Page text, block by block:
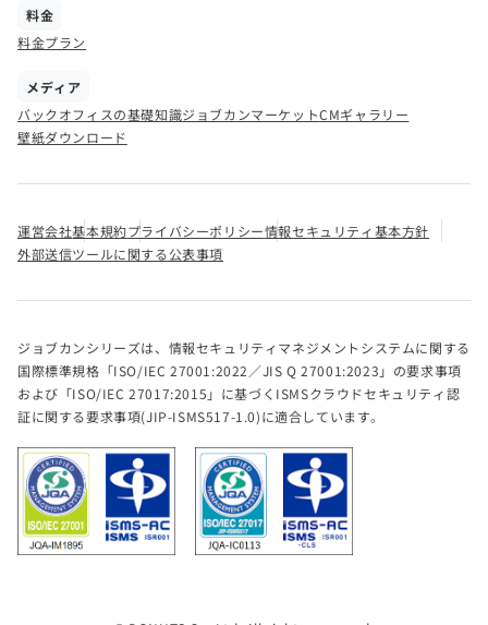
料金
料金プラン
メディア
バックオフィスの基礎知識ジョブカンマーケットCMギャラリー
壁紙ダウンロード
運営会社基本規約プライバシーポリシー情報セキュリティ基本方針
外部送信ツールに関する公表事項
ジョブカンシリーズは、情報セキュリティマネジメントシステムに関する
国際標準規格「ISO/IEC 27001:2022／JIS Q 27001:2023」の要求事項
および「ISO/IEC 27017:2015」に基づくISMSクラウドセキュリティ認
証に関する要求事項(JIP-ISMS517-1.0)に適合しています。